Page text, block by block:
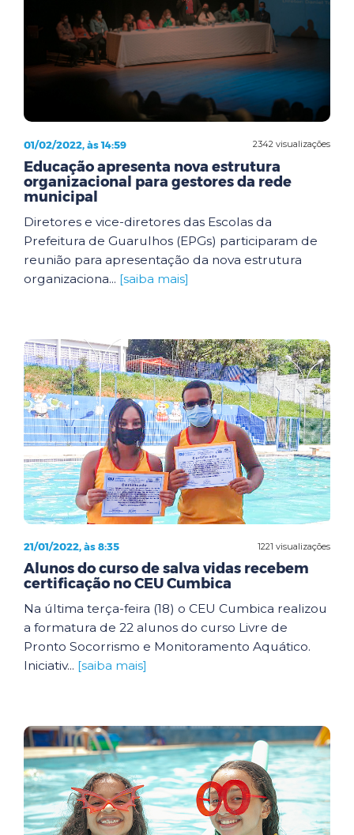
2342 visualizações
01/02/2022, às 14:59
Educação apresenta nova estrutura
organizacional para gestores da rede
municipal
Diretores e vice-diretores das Escolas da
Prefeitura de Guarulhos (EPGs) participaram de
reunião para apresentação da nova estrutura
organizaciona... [saiba mais]
1221 visualizações
21/01/2022, às 8:35
Alunos do curso de salva vidas recebem
certificação no CEU Cumbica
Na última terça-feira (18) o CEU Cumbica realizou
a formatura de 22 alunos do curso Livre de
Pronto Socorrismo e Monitoramento Aquático.
Iniciativ... [saiba mais]